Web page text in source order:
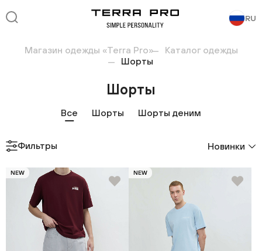
RU
Магазин одежды «Terra Pro»
Каталог одежды
Шорты
Шорты
Все Шорты Шорты деним
Фильтры Новинки
NEW NEW